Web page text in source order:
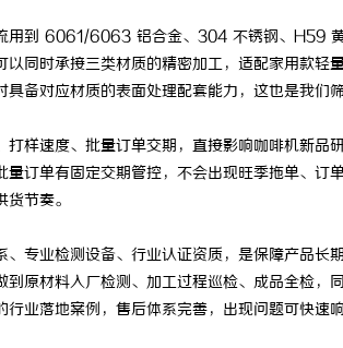
用到 6061/6063 铝合金、304 不锈钢、H59
以同时承接三类材质的精密加工，适配家用款
具备对应材质的表面处理配套能力，这也是我们
打样速度、批量订单交期，直接影响咖啡机新
量订单有固定交期管控，不会出现旺季拖单、
节奏。
、专业检测设备、行业认证资质，是保障产品
到原材料入厂检测、加工过程巡检、成品全检
行业落地案例，售后体系完善，出现问题可快速